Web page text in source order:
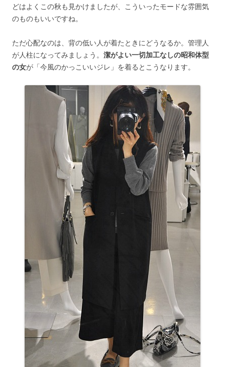
どはよくこの秋も見かけましたが、こういったモードな雰囲気
のものもいいですね。
ただ心配なのは、背の低い人が着たときにどうなるか。管理人
が人柱になってみましょう。 潔がよい一切加工なしの昭和体型
の女が「今風のかっこいいジレ」を着るとこうなります。